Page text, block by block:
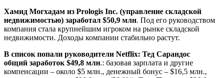
Хамид Могхадам из Prologis Inc. (управление складской
недвижимостью) заработал $50,9 млн. Под его руководством
компания стала крупнейшим игроком на рынке складской
недвижимости. Доходы компании стабильно растут.
В список попали руководители Netflix: Тед Сарандос
общий заработок $49,8 млн.: базовая зарплата и другие
компенсации – около $5 млн., денежный бонус – $16,5 млн.,